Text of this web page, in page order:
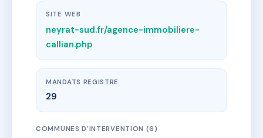
SITE WEB
neyrat-sud.fr/agence-immobiliere-
callian.php
MANDATS REGISTRE
29
COMMUNES D'INTERVENTION (6)